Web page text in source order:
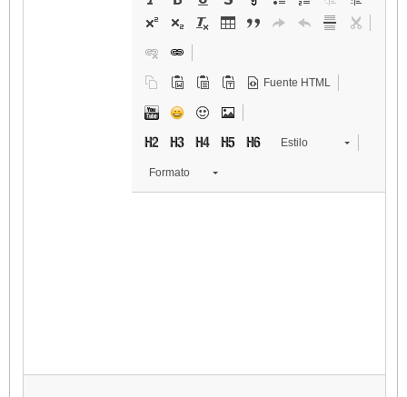
Fuente HTML
Estilo
Formato